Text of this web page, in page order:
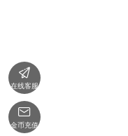

在线客服

金币充值